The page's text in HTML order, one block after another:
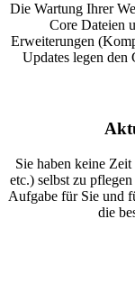
Die Wartung Ihrer
Core Dateien
Erweiterungen
Updates legen den
Sie haben keine
etc.) selbst zu
Aufgabe für Sie und
die